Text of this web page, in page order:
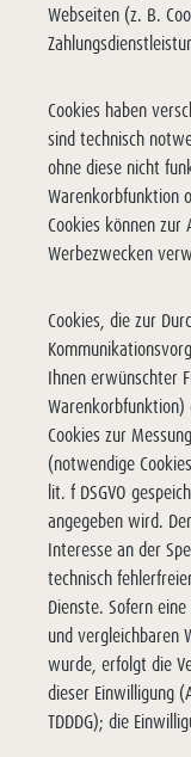
Webseiten (z. B.
Cookies haben
sind technisch
ohne diese nicht
Warenkorbfunktion
Cookies können
Werbezwecken
Cookies, die zur
Ihnen erwünschter
Cookies zur
(notwendige
lit. f DSGVO
angegeben wird.
Interesse an der
technisch
Dienste. Sofern
und vergleichbaren
wurde, erfolgt die
dieser Einwilligung
TDDDG); die